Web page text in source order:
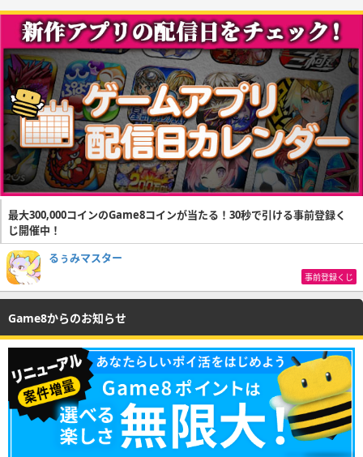
最大300,000コインのGame8コインが当たる！30秒で引ける事前登録く
じ開催中！
るぅみマスター
事前登録くじ
Game8からのお知らせ